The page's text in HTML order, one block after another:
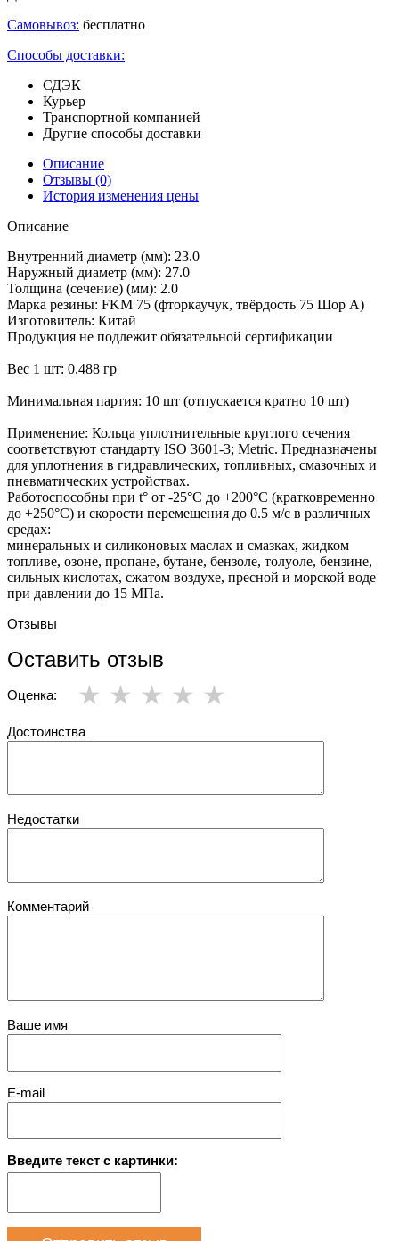
Самовывоз: бесплатно
Способы доставки:
СДЭК
Курьер
Транспортной компанией
Другие способы доставки
Описание
Отзывы (0)
История изменения цены
Описание
Внутренний диаметр (мм): 23.0
Наружный диаметр (мм): 27.0
Толщина (сечение) (мм): 2.0
Марка резины: FKM 75 (фторкаучук, твёрдость 75 Шор А)
Изготовитель: Китай
Продукция не подлежит обязательной сертификации
Вес 1 шт: 0.488 гр
Минимальная партия: 10 шт (отпускается кратно 10 шт)
Применение: Кольца уплотнительные круглого сечения
соответствуют стандарту ISO 3601-3; Metric. Предназначены
для уплотнения в гидравлических, топливных, смазочных и
пневматических устройствах.
Работоспособны при t° от -25°С до +200°С (кратковременно
до +250°С) и скорости перемещения до 0.5 м/с в различных
средах:
минеральных и силиконовых маслах и смазках, жидком
топливе, озоне, пропане, бутане, бензоле, толуоле, бензине,
сильных кислотах, сжатом воздухе, пресной и морской воде
при давлении до 15 МПа.
Отзывы
Оставить отзыв
Оценка:
Достоинства
Недостатки
Комментарий
Ваше имя
E-mail
Введите текст с картинки: